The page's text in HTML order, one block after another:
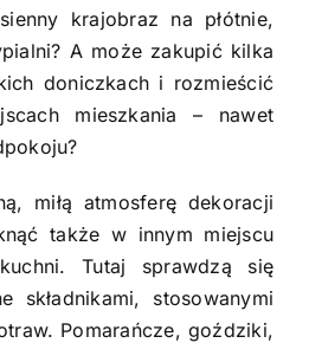
krajobraz na płótnie,
A może zakupić kilka
doniczkach i rozmieścić
mieszkania – nawet
miłą atmosferę dekoracji
także w innym miejscu
Tutaj sprawdzą się
składnikami, stosowanymi
Pomarańcze, goździki,